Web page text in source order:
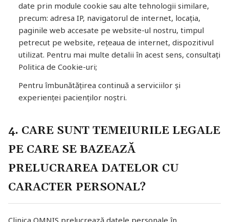
date prin module cookie sau alte tehnologii similare,
precum: adresa IP, navigatorul de internet, locația,
paginile web accesate pe website-ul nostru, timpul
petrecut pe website, rețeaua de internet, dispozitivul
utilizat. Pentru mai multe detalii în acest sens, consultați
Politica de Cookie-uri;
Pentru îmbunătățirea continuă a serviciilor și
experienței pacienților noștri.
4. CARE SUNT TEMEIURILE LEGALE
PE CARE SE BAZEAZĂ
PRELUCRAREA DATELOR CU
CARACTER PERSONAL?
Clinica OMNIS prelucrează datele personale în